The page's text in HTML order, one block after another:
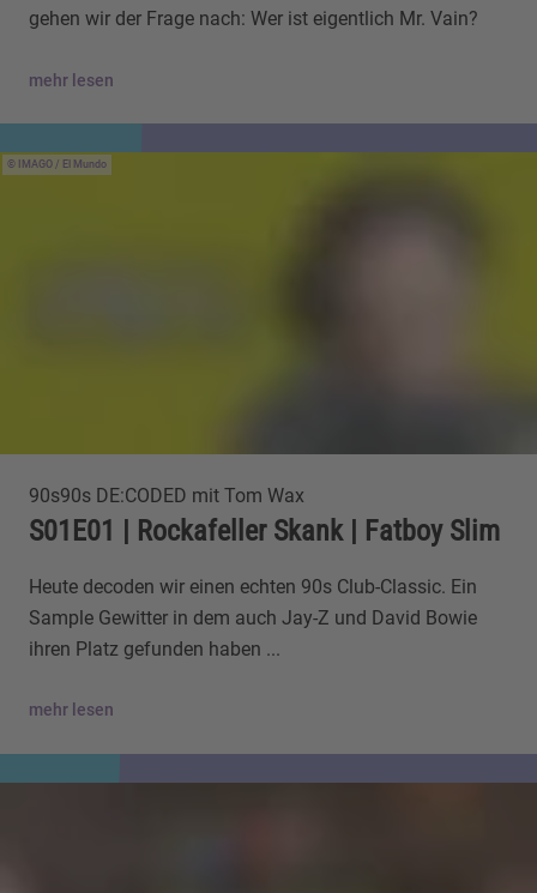
gehen wir der Frage nach: Wer ist eigentlich Mr. Vain?
mehr lesen
IMAGO / El Mundo
90s90s DE:CODED mit Tom Wax
S01E01 | Rockafeller Skank | Fatboy Slim
Heute decoden wir einen echten 90s Club-Classic. Ein
Sample Gewitter in dem auch Jay-Z und David Bowie
ihren Platz gefunden haben ...
mehr lesen